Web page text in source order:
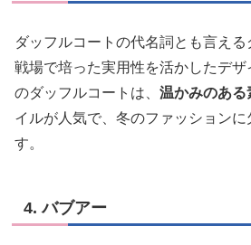
ダッフルコートの代名詞とも言える
戦場で培った実用性を活かしたデ
のダッフルコートは、 温かみのある
イルが人気で、冬のファッション
す。
4. バブアー